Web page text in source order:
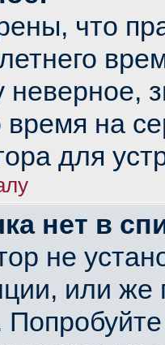
что
время на
для
нет в
не
или же